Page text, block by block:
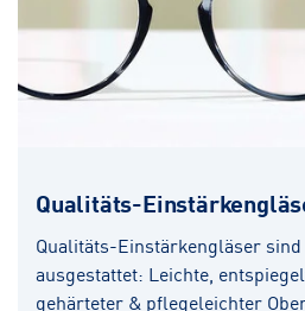
Qualitäts-
Qualitäts-Einstärkengläser
ausgestattet: Leichte,
gehärteter & pflegeleichter